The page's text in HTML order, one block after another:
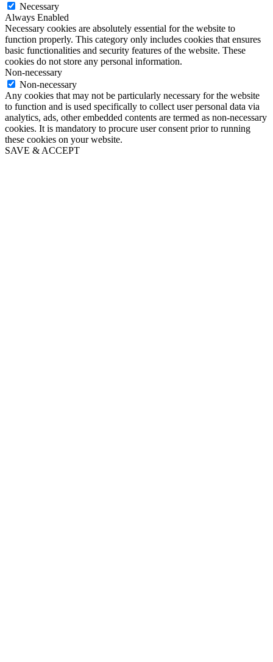
Necessary
Always Enabled
Necessary cookies are absolutely essential for the website to
function properly. This category only includes cookies that ensures
basic functionalities and security features of the website. These
cookies do not store any personal information.
Non-necessary
Non-necessary
Any cookies that may not be particularly necessary for the website
to function and is used specifically to collect user personal data via
analytics, ads, other embedded contents are termed as non-necessary
cookies. It is mandatory to procure user consent prior to running
these cookies on your website.
SAVE & ACCEPT